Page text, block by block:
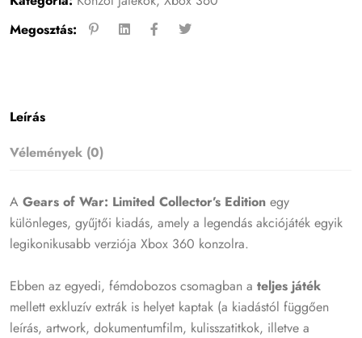
Megosztás:
Leírás
Vélemények (0)
AGears of War: Limited Collector’s Edition egy
különleges, gyűjtői kiadás, amely a legendás akciójáték egyik
legikonikusabb verziója Xbox 360 konzolra.
Ebben az egyedi, fémdobozos csomagban ateljes játék
mellett exkluzív extrák is helyet kaptak (a kiadástól függően
leírás, artwork, dokumentumfilm, kulisszatitkok, illetve a